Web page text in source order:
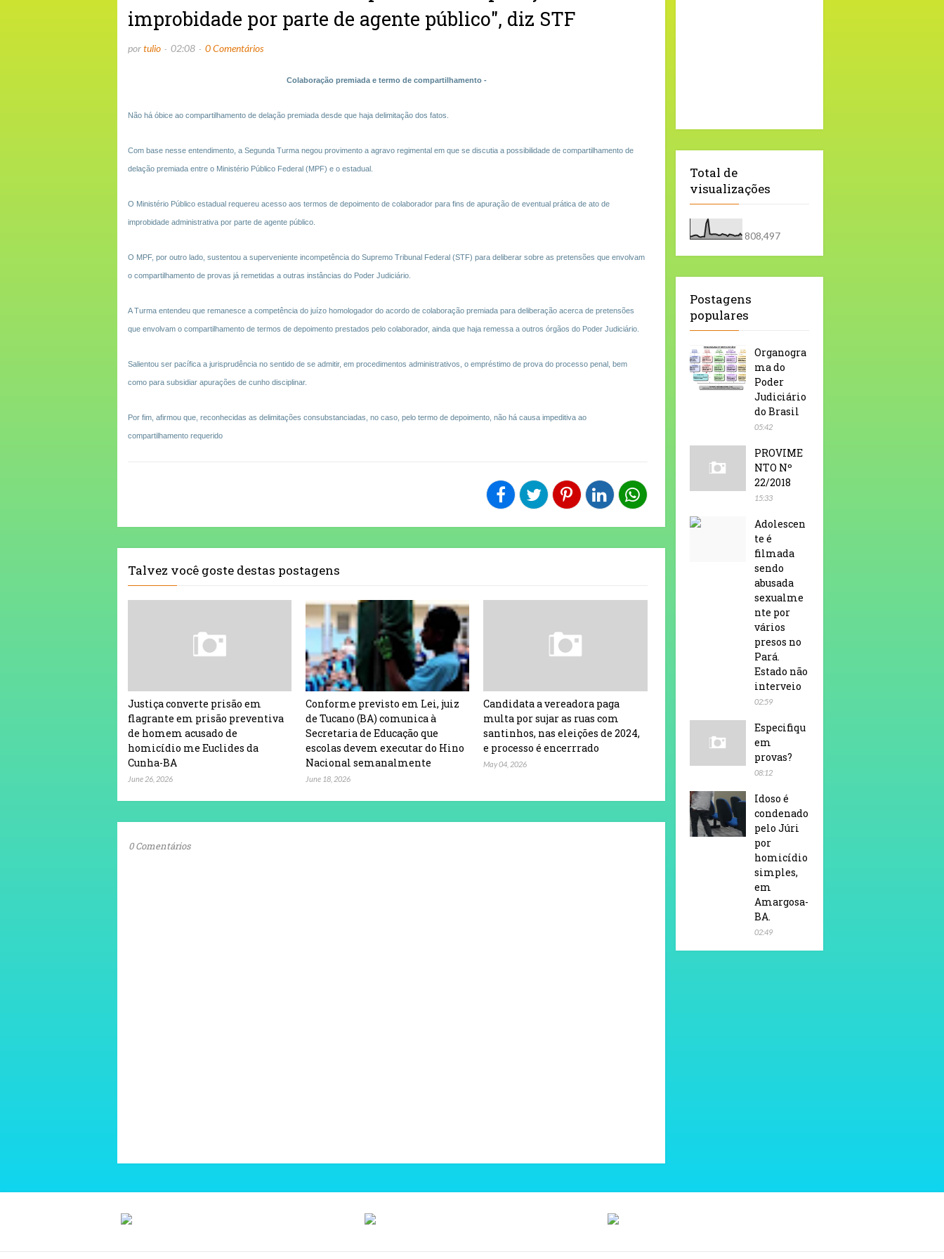
improbidade por parte de agente público", diz STF
portulio 02:08 0 Comentários
Colaboração premiada e termo de compartilhamento -
Não há óbice ao compartilhamento de delação premiada desde que haja delimitação dos fatos.
Com base nesse entendimento, a Segunda Turma negou provimento a agravo regimental em que se discutia a possibilidade de compartilhamento de
delação premiada entre o Ministério Público Federal (MPF) e o estadual.
O Ministério Público estadual requereu acesso aos termos de depoimento de colaborador para fins de apuração de eventual prática de ato de
improbidade administrativa por parte de agente público.
O MPF, por outro lado, sustentou a superveniente incompetência do Supremo Tribunal Federal (STF) para deliberar sobre as pretensões que envolvam
o compartilhamento de provas já remetidas a outras instâncias do Poder Judiciário.
A Turma entendeu que remanesce a competência do juízo homologador do acordo de colaboração premiada para deliberação acerca de pretensões
que envolvam o compartilhamento de termos de depoimento prestados pelo colaborador, ainda que haja remessa a outros órgãos do Poder Judiciário.
Salientou ser pacífica a jurisprudência no sentido de se admitir, em procedimentos administrativos, o empréstimo de prova do processo penal, bem
como para subsidiar apurações de cunho disciplinar.
Por fim, afirmou que, reconhecidas as delimitações consubstanciadas, no caso, pelo termo de depoimento, não há causa impeditiva ao
compartilhamento requerido
Talvez você goste destas postagens
Justiça converte prisão em
flagrante em prisão preventiva
de homem acusado de
homicídio me Euclides da
Cunha-BA
June 26, 2026
Conforme previsto em Lei, juiz
de Tucano (BA) comunica à
Secretaria de Educação que
escolas devem executar do Hino
Nacional semanalmente
June 18, 2026
Candidata a vereadora paga
multa por sujar as ruas com
santinhos, nas eleições de 2024,
e processo é encerrrado
May 04, 2026
0 Comentários
Total de
visualizações
808,497
Postagens
populares
Organogra
ma do
Poder
Judiciário
do Brasil
05:42
PROVIME
NTO Nº
22/2018
15:33
Adolescen
te é
filmada
sendo
abusada
sexualme
nte por
vários
presos no
Pará.
Estado não
interveio
02:59
Especifiqu
em
provas?
08:12
Idoso é
condenado
pelo Júri
por
homicídio
simples,
em
Amargosa-
BA.
02:49